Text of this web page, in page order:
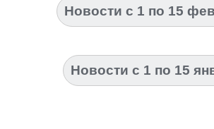
Новости с 1 по 15
Новости с 1 по 15